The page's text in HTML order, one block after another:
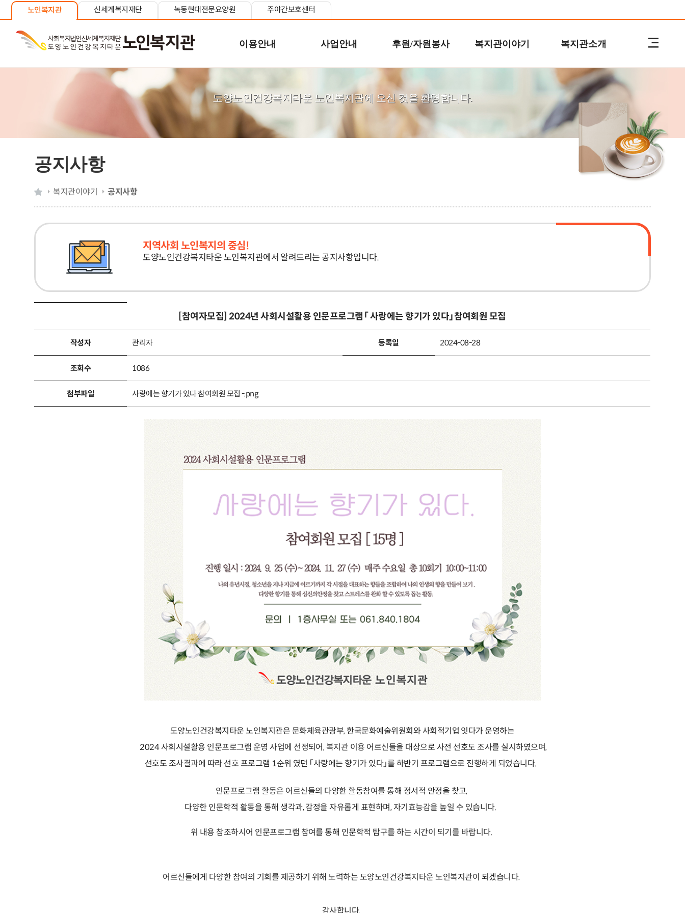
노인복지관 신세계복지재단 녹동현대전문요양원 주야간보호센터
이용안내 사업안내 후원/자원봉사 복지관이야기 복지관소개
도양노인건강복지타운 노인복지관에 오신 것을 환영합니다.
공지사항
복지관이야기 공지사항
지역사회 노인복지의 중심!
도양노인건강복지타운 노인복지관에서 알려드리는 공지사항입니다.
[참여자모집] 2024년 사회시설활용 인문프로그램「 사랑에는 향기가 있다」참여회원 모집
작성자 관리자 등록일 2024-08-28
조회수 1086
첨부파일 사랑에는 향기가 있다 참여회원 모집 -.png
도양노인건강복지타운 노인복지관은 문화체육관광부, 한국문화예술위원회와 사회적기업 잇다가 운영하는
2024 사회시설활용 인문프로그램 운영 사업에 선정되어, 복지관 이용 어르신들을 대상으로 사전 선호도 조사를 실시하였으며,
선호도 조사결과에 따라 선호 프로그램 1순위 였던 「사랑에는 향기가 있다」를하반기 프로그램으로 진행하게 되었습니다.
인문프로그램 활동은 어르신들의 다양한 활동참여를 통해 정서적 안정을 찾고,
다양한 인문학적 활동을 통해 생각과, 감정을 자유롭게 표현하며, 자기효능감을 높일 수 있습니다.
위 내용 참조하시어 인문프로그램 참여를 통해 인문학적 탐구를 하는 시간이 되기를 바랍니다.
어르신들에게 다양한 참여의 기회를 제공하기 위해 노력하는 도양노인건강복지타운 노인복지관이 되겠습니다.
감사합니다.